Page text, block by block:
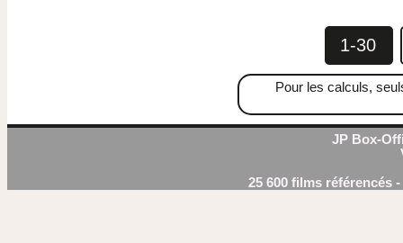
1-30
Pour les calculs,
JP Box-
25 600 films référencés